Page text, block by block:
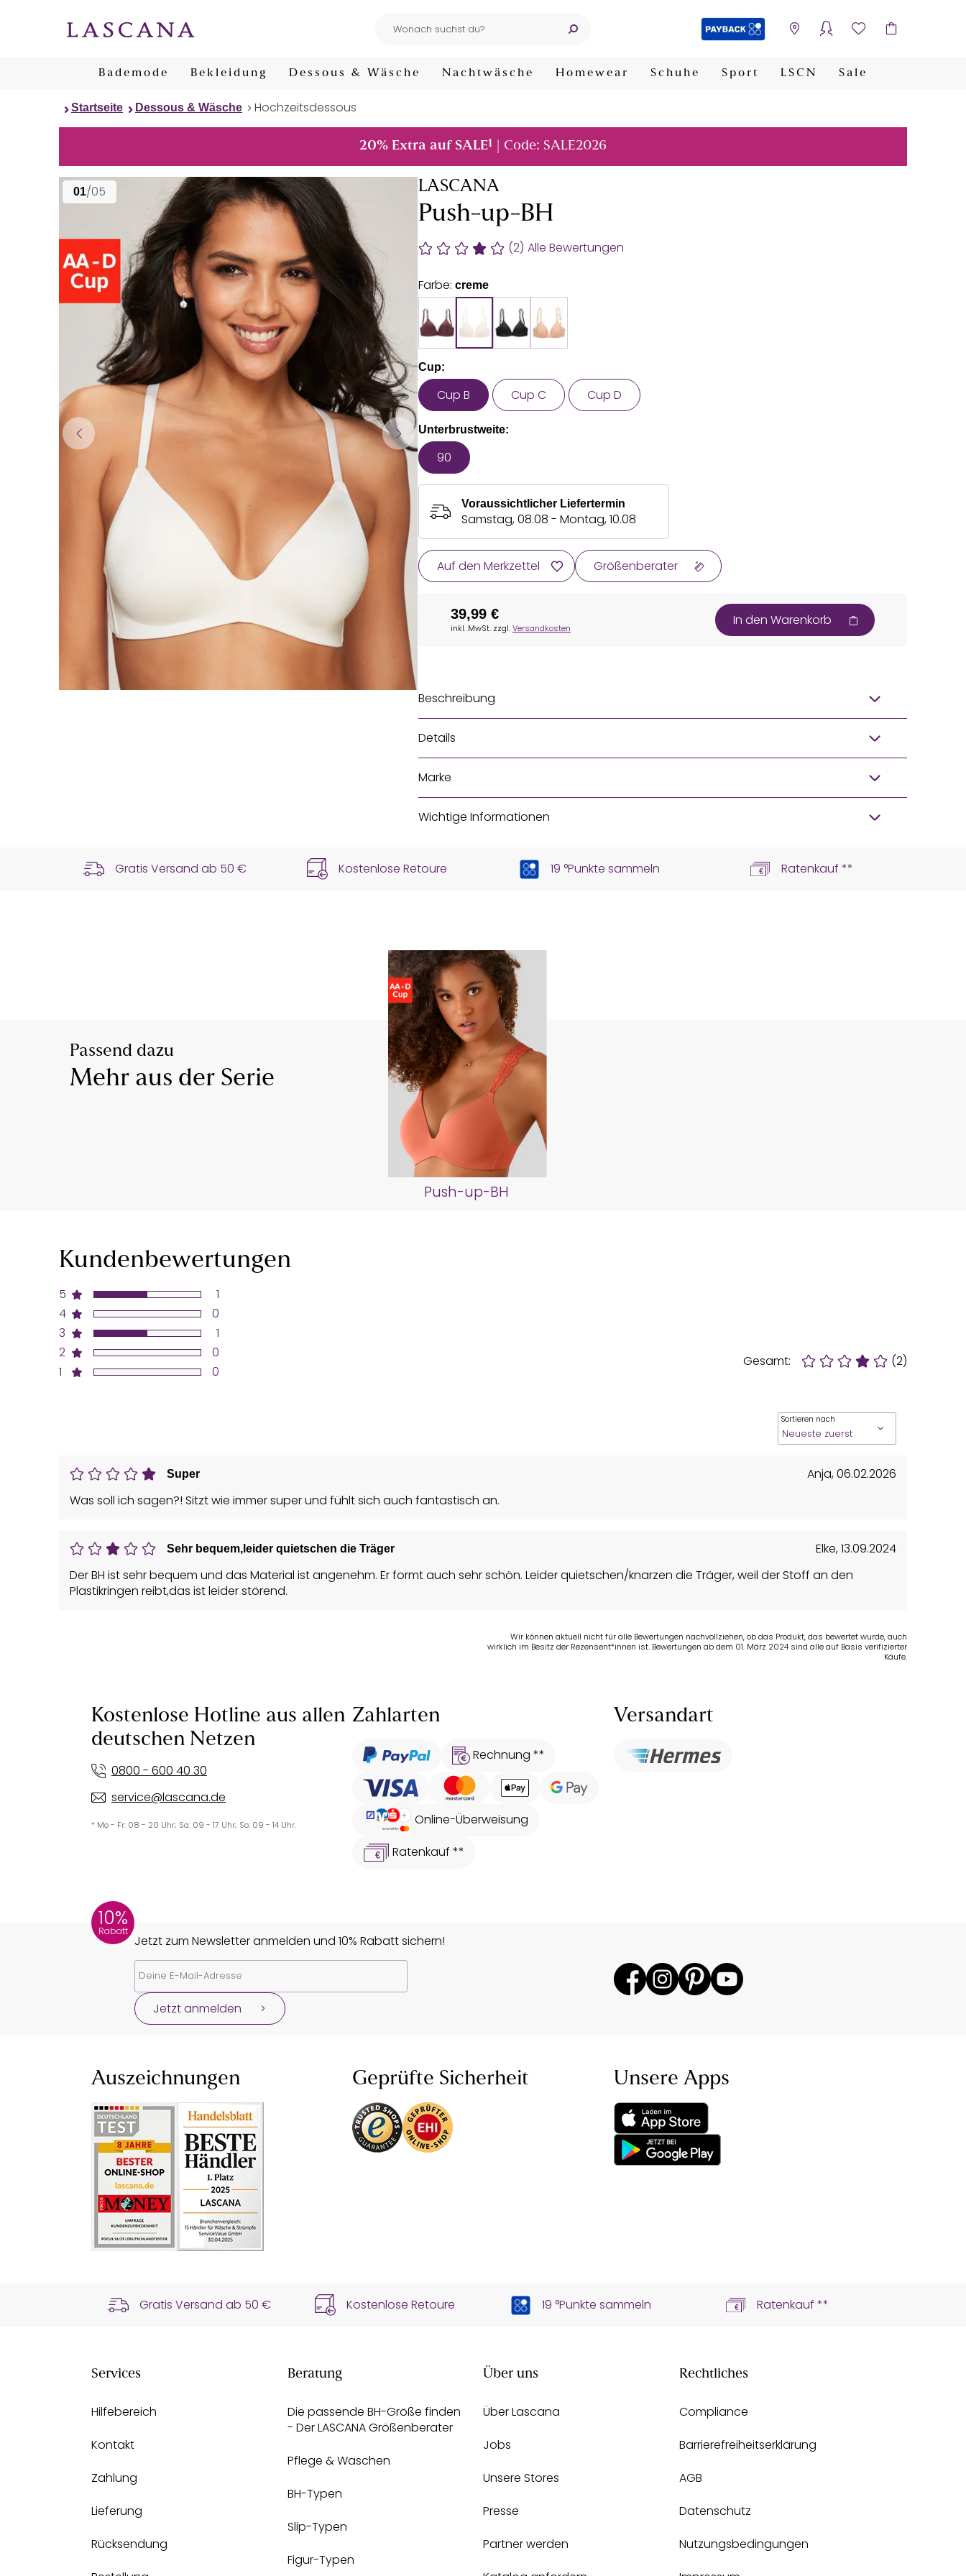
Bademode Bekleidung Dessous & Wäsche Nachtwäsche Homewear Schuhe Sport LSCN Sale
Startseite Dessous & Wäsche Hochzeitsdessous
20% Extra auf SALE1 | Code: SALE2026
01/05 LASCANA
Push-up-BH
(2) Alle Bewertungen
Farbe: creme
Cup:
Cup B Cup C Cup D
Unterbrustweite:
90
Voraussichtlicher Liefertermin
Samstag, 08.08 - Montag, 10.08
Auf den Merkzettel Größenberater
39,99 €
inkl. MwSt. zzgl.Versandkosten In den Warenkorb
Beschreibung
Details
Marke
Wichtige Informationen
Gratis Versand ab 50 € Kostenlose Retoure 19 °Punkte sammeln Ratenkauf **
Passend dazu
Mehr aus der Serie
Push-up-BH
Kundenbewertungen
5
4
3
2
1
1
0
1
0
0
Gesamt: (2)
Sortieren nach
Super Anja,06.02.2026
Was soll ich sagen?! Sitzt wie immer super und fühlt sich auch fantastisch an.
Sehr bequem,leider quietschen die Träger Elke,13.09.2024
Der BH ist sehr bequem und das Material ist angenehm. Er formt auch sehr schön. Leider quietschen/knarzen die Träger, weil der Stoff an den
Plastikringen reibt,das ist leider störend.
Wir können aktuell nicht für alle Bewertungen nachvollziehen, ob das Produkt, das bewertet wurde, auch
wirklich im Besitz der Rezensent*innen ist. Bewertungen ab dem 01. März 2024 sind alle auf Basis verifizierter
Käufe.
Kostenlose Hotline aus allen
deutschen Netzen
0800 - 600 40 30
service@lascana.de
* Mo - Fr: 08 - 20 Uhr; Sa: 09 - 17 Uhr; So: 09 - 14 Uhr.
Zahlarten
Rechnung **
Online-Überweisung
Ratenkauf **
Versandart
10%
Rabatt
Jetzt zum Newsletter anmelden und 10% Rabatt sichern!
Jetzt anmelden
Auszeichnungen Geprüfte Sicherheit Unsere Apps
Gratis Versand ab 50 € Kostenlose Retoure 19 °Punkte sammeln Ratenkauf **
Services
Hilfebereich
Kontakt
Zahlung
Lieferung
Rücksendung
Beratung
Die passende BH-Größe finden
- Der LASCANA Größenberater
Pflege & Waschen
BH-Typen
Slip-Typen
Figur-Typen
Über uns
Über Lascana
Jobs
Unsere Stores
Presse
Partner werden
Rechtliches
Compliance
Barrierefreiheitserklärung
AGB
Datenschutz
Nutzungsbedingungen